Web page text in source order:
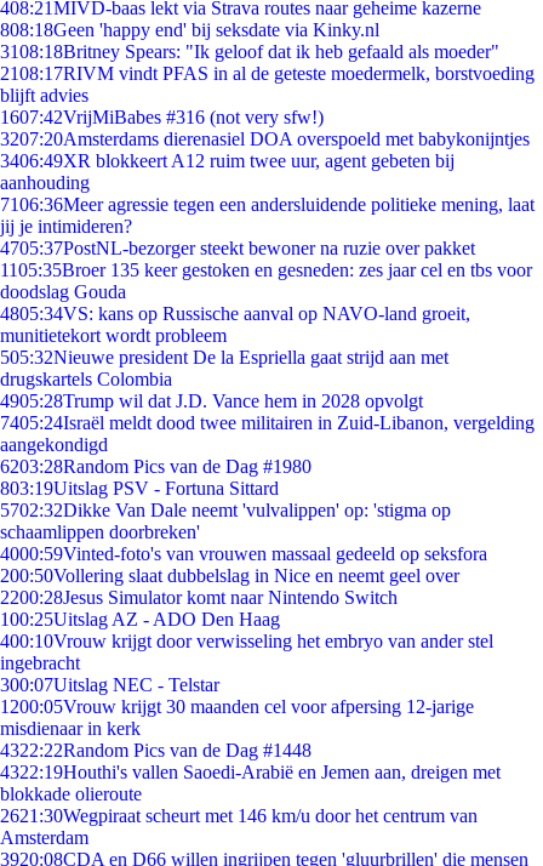
408:21MIVD-baas lekt via Strava routes naar geheime kazerne
808:18Geen 'happy end' bij seksdate via Kinky.nl
3108:18Britney Spears: "Ik geloof dat ik heb gefaald als moeder"
2108:17RIVM vindt PFAS in al de geteste moedermelk, borstvoeding
blijft advies
1607:42VrijMiBabes #316 (not very sfw!)
3207:20Amsterdams dierenasiel DOA overspoeld met babykonijntjes
3406:49XR blokkeert A12 ruim twee uur, agent gebeten bij
aanhouding
7106:36Meer agressie tegen een andersluidende politieke mening, laat
jij je intimideren?
4705:37PostNL-bezorger steekt bewoner na ruzie over pakket
1105:35Broer 135 keer gestoken en gesneden: zes jaar cel en tbs voor
doodslag Gouda
4805:34VS: kans op Russische aanval op NAVO-land groeit,
munitietekort wordt probleem
505:32Nieuwe president De la Espriella gaat strijd aan met
drugskartels Colombia
4905:28Trump wil dat J.D. Vance hem in 2028 opvolgt
7405:24Israël meldt dood twee militairen in Zuid-Libanon, vergelding
aangekondigd
6203:28Random Pics van de Dag #1980
803:19Uitslag PSV - Fortuna Sittard
5702:32Dikke Van Dale neemt 'vulvalippen' op: 'stigma op
schaamlippen doorbreken'
4000:59Vinted-foto's van vrouwen massaal gedeeld op seksfora
200:50Vollering slaat dubbelslag in Nice en neemt geel over
2200:28Jesus Simulator komt naar Nintendo Switch
100:25Uitslag AZ - ADO Den Haag
400:10Vrouw krijgt door verwisseling het embryo van ander stel
ingebracht
300:07Uitslag NEC - Telstar
1200:05Vrouw krijgt 30 maanden cel voor afpersing 12-jarige
misdienaar in kerk
4322:22Random Pics van de Dag #1448
4322:19Houthi's vallen Saoedi-Arabië en Jemen aan, dreigen met
blokkade olieroute
2621:30Wegpiraat scheurt met 146 km/u door het centrum van
Amsterdam
3920:08CDA en D66 willen ingrijpen tegen 'gluurbrillen' die mensen